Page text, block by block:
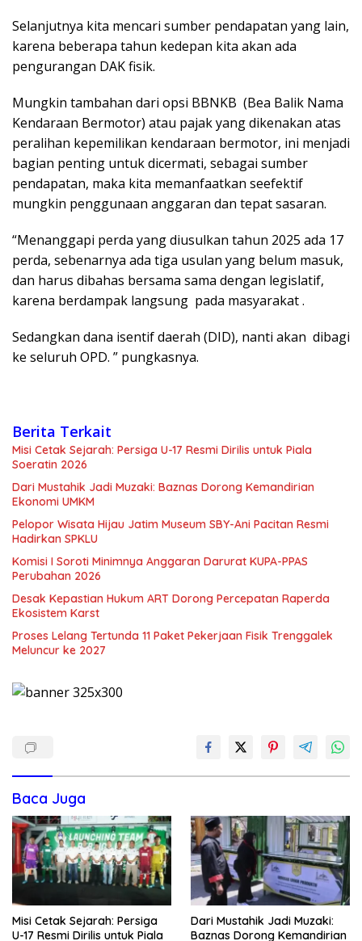
Selanjutnya kita mencari sumber pendapatan yang lain,
karena beberapa tahun kedepan kita akan ada
pengurangan DAK fisik.
Mungkin tambahan dari opsi BBNKB (Bea Balik Nama
Kendaraan Bermotor) atau pajak yang dikenakan atas
peralihan kepemilikan kendaraan bermotor, ini menjadi
bagian penting untuk dicermati, sebagai sumber
pendapatan, maka kita memanfaatkan seefektif
mungkin penggunaan anggaran dan tepat sasaran.
“Menanggapi perda yang diusulkan tahun 2025 ada 17
perda, sebenarnya ada tiga usulan yang belum masuk,
dan harus dibahas bersama sama dengan legislatif,
karena berdampak langsung pada masyarakat .
Sedangkan dana isentif daerah (DID), nanti akan dibagi
ke seluruh OPD. ” pungkasnya.
Berita Terkait
Misi Cetak Sejarah: Persiga U-17 Resmi Dirilis untuk Piala
Soeratin 2026
Dari Mustahik Jadi Muzaki: Baznas Dorong Kemandirian
Ekonomi UMKM
Pelopor Wisata Hijau Jatim Museum SBY-Ani Pacitan Resmi
Hadirkan SPKLU
Komisi I Soroti Minimnya Anggaran Darurat KUPA-PPAS
Perubahan 2026
Desak Kepastian Hukum ART Dorong Percepatan Raperda
Ekosistem Karst
Proses Lelang Tertunda 11 Paket Pekerjaan Fisik Trenggalek
Meluncur ke 2027
Baca Juga
Misi Cetak Sejarah: Persiga
U-17 Resmi Dirilis untuk Piala
Dari Mustahik Jadi Muzaki:
Baznas Dorong Kemandirian